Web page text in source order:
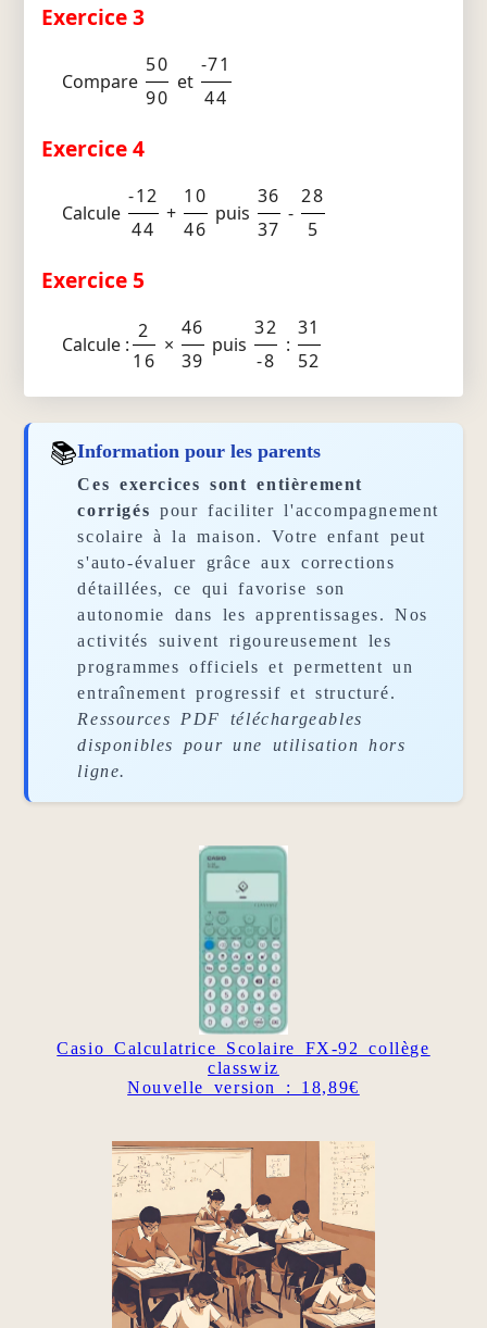
Exercice 3
Compare
50
90
et
-71
44
Exercice 4
Calcule
-12
44
+
10
46
puis
36
37
-
28
5
Exercice 5
Calcule :
2
16
×
46
39
puis
32
-8
:
31
52
📚Information pour les parents
Ces exercices sont entièrement
corrigés pour faciliter l'accompagnement
scolaire à la maison. Votre enfant peut
s'auto-évaluer grâce aux corrections
détaillées, ce qui favorise son
autonomie dans les apprentissages. Nos
activités suivent rigoureusement les
programmes officiels et permettent un
entraînement progressif et structuré.
Ressources PDF téléchargeables
disponibles pour une utilisation hors
ligne.
Casio Calculatrice Scolaire FX-92 collège
classwiz
Nouvelle version : 18,89€